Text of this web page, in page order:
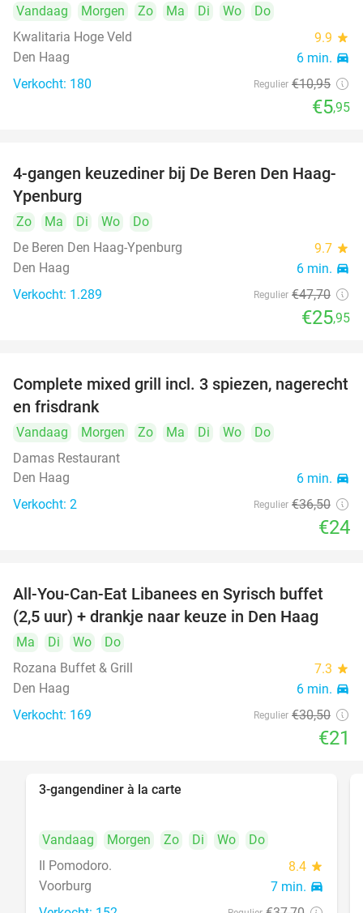
Vandaag Morgen Zo Ma Di Wo
Do
Kwalitaria Hoge Veld
9.9 star
Den Haag 6 min. directions_car
Verkocht: 180 Regulier €10,95
€5,95
46%
4-gangen keuzediner bij De Beren Den Haag-
Ypenburg
Zo Ma Di Wo
Do
De Beren Den Haag-Ypenburg
9.7 star
Den Haag 6 min. directions_car
Verkocht: 1.289 Regulier €47,70
€25,95
34%
Complete mixed grill incl. 3 spiezen, nagerecht
en frisdrank
Vandaag Morgen Zo Ma Di Wo
Do
Damas Restaurant
Den Haag
6 min. directions_car
Verkocht: 2 Regulier €36,50
€24
31%
All-You-Can-Eat Libanees en Syrisch buffet
(2,5 uur) + drankje naar keuze in Den Haag
Ma Di Wo
Do
Rozana Buffet & Grill
7.3 star
Den Haag 6 min. directions_car
Verkocht: 169 Regulier €30,50
€21
3-gangendiner à la carte
Vandaag Morgen Zo Di Wo
Do
Il Pomodoro.
8.4 star
Voorburg 7 min. directions_car